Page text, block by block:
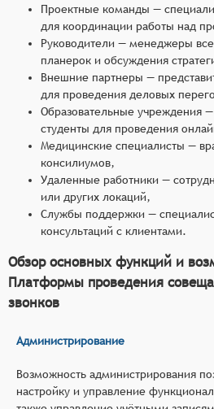
Проектные команды —
для координации работы над
Руководители — менеджеры
планерок и обсуждения
Внешние партнеры —
для проведения деловых
Образовательные учреждения
студенты для проведения
Медицинские специалисты —
консилиумов,
Удаленные работники —
или других локаций,
Службы поддержки —
консультаций с клиентами.
Обзор основных функций и
Платформы проведения
звонков
Администрирование
Возможность администрирования
настройку и управление